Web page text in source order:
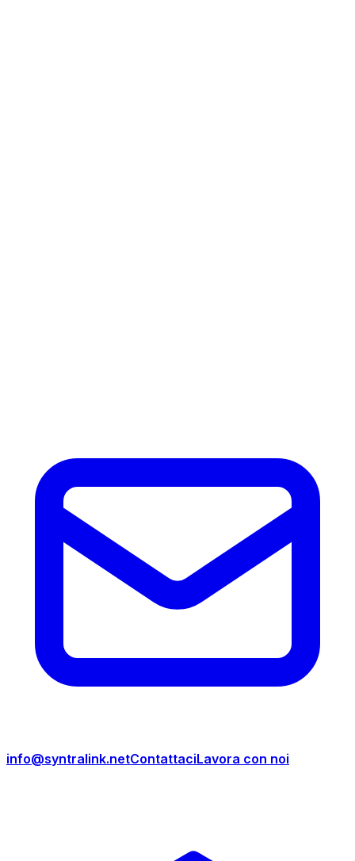
info@syntralink.netContattaciLavora con noi